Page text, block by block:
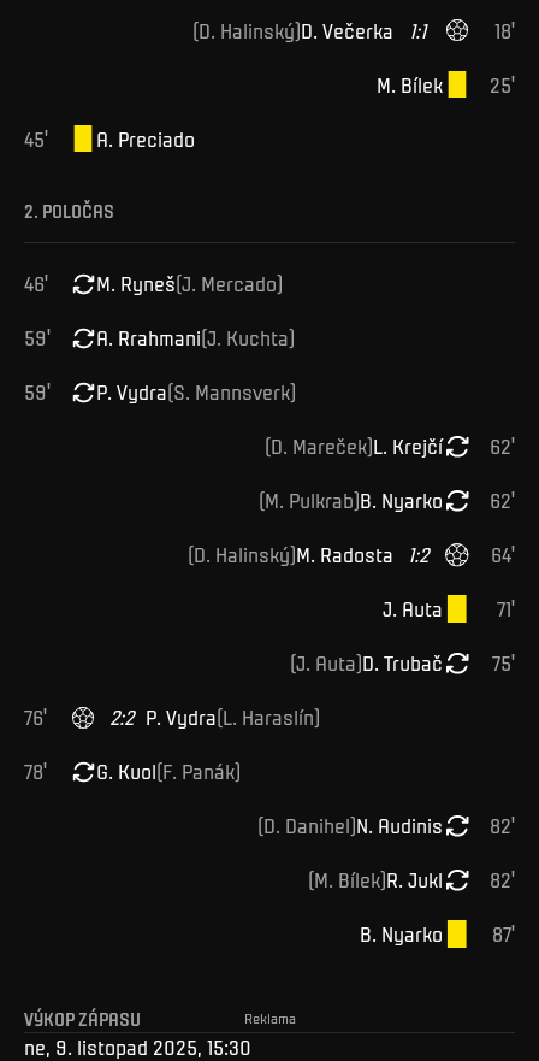
18'
1:1
D Večerka
(D Halinský)
25'
M Bílek
45' A Preciado
2. POLOČAS
46' M. Ryneš(J. Mercado)
59' A. Rrahmani(J. Kuchta)
59' P. Vydra(S. Mannsverk)
62'
L. Krejčí
(D. Mareček)
62'
B. Nyarko
(M. Pulkrab)
64'
1:2
M. Radosta
(D. Halinský)
71'
J. Auta
75'
D. Trubač
(J. Auta)
76' 2:2 P. Vydra(L. Haraslín)
78' G. Kuol(F. Panák)
82'
N. Audinis
(D. Danihel)
82'
R. Jukl
(M. Bílek)
87'
B. Nyarko
Reklama
VÝKOP ZÁPASU
ne, 9. listopad 2025, 15:30